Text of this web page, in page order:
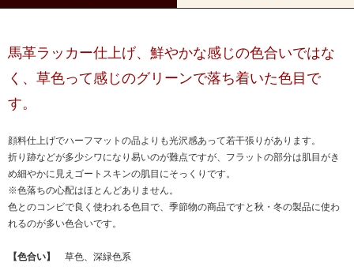
馬革ラッカー仕上げ、鮮やかな感じの色合いではな
く、草色って感じのグリーンで落ち着いた色目で
す。
顔料仕上げでハーフマットの品よりも光沢感あって若干張りがあります。
折り跡などが多少シワになり易いのが難点ですが、フラットの部分は肌目がき
め細やかに見えゴートスキンの肌目にそっくりです。
※色落ちの心配はほとんどありません。
色とのコンビで良く使われる色目で、季節物の商品ですと秋・冬の製品に使わ
れるのが多い色合いです。
【色合い】
草色、深緑色系